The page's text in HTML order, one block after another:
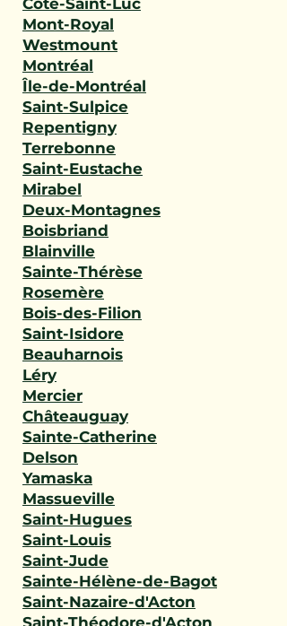
Côte-Saint-Luc
Mont-Royal
Westmount
Montréal
Île-de-Montréal
Saint-Sulpice
Repentigny
Terrebonne
Saint-Eustache
Mirabel
Deux-Montagnes
Boisbriand
Blainville
Sainte-Thérèse
Rosemère
Bois-des-Filion
Saint-Isidore
Beauharnois
Léry
Mercier
Châteauguay
Sainte-Catherine
Delson
Yamaska
Massueville
Saint-Hugues
Saint-Louis
Saint-Jude
Sainte-Hélène-de-Bagot
Saint-Nazaire-d'Acton
Saint-Théodore-d'Acton